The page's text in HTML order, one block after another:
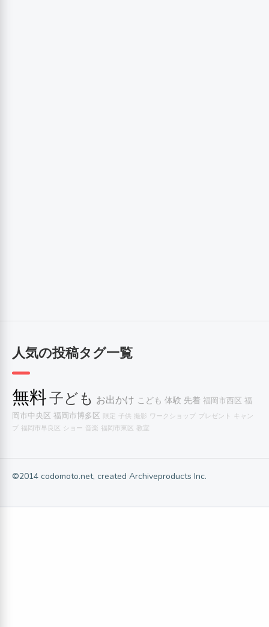
人気の投稿タグ一覧
無料子ども お出かけ こども 体験 先着 福岡市西区 福
岡市中央区 福岡市博多区 限定 子供 撮影 ワークショップ プレゼント キャン
プ 福岡市早良区 ショー 音楽 福岡市東区 教室
©2014 codomoto.net, created Archiveproducts Inc.